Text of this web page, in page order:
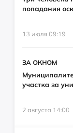
попадания
13 июля 09:19
ЗА ОКНОМ
участка за
2 августа 14:00